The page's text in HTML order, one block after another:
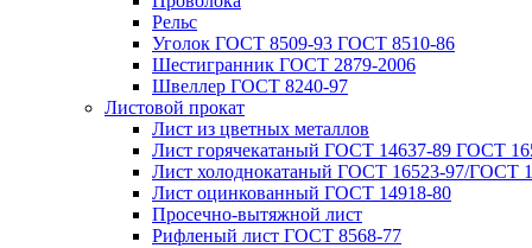
Рельс
Уголок ГОСТ 8509-93 ГОСТ 8510-86
Шестигранник ГОСТ 2879-2006
Швеллер ГОСТ 8240-97
Листовой прокат
Лист из цветных металлов
Лист горячекатаный ГОСТ 14637-89 ГОСТ
Лист холоднокатаный ГОСТ 16523-97/ГОСТ
Лист оцинкованный ГОСТ 14918-80
Просечно-вытяжной лист
Рифленый лист ГОСТ 8568-77